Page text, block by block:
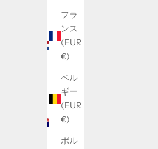
フラ
ンス
(EUR
€)
ベル
ギー
(EUR
€)
ポル
オラ
ンダ
(EUR
オー
スト
ラリ
(AUD